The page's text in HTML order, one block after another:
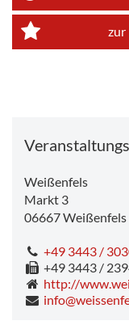
zur
Weißenfels
Markt 3
06667Weißenfels
+49 3443 /
+49 3443 /
http://